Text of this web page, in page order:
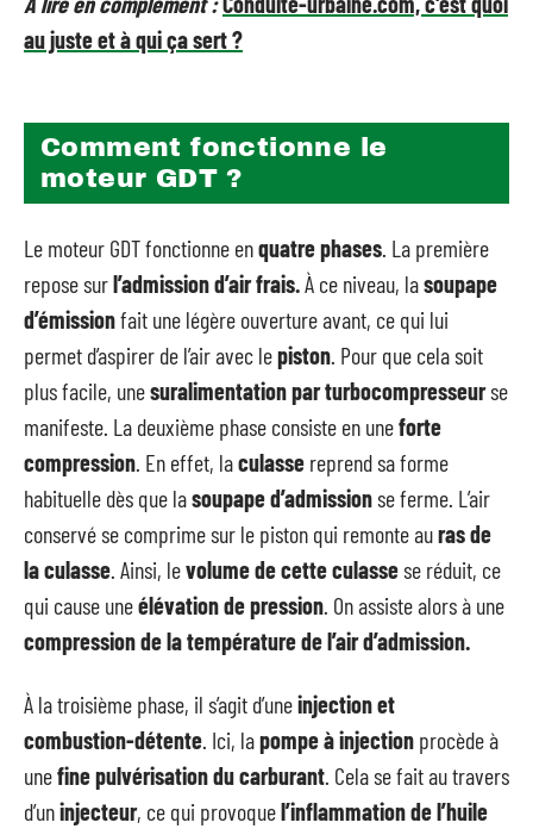
au juste et à qui ça sert ?
Comment fonctionne le
moteur GDT ?
Le moteur GDT fonctionne enquatre phases. La première
repose surl’admission d’air frais.À ce niveau, lasoupape
d’émissionfait une légère ouverture avant, ce qui lui
permet d’aspirer de l’air avec lepiston. Pour que cela soit
plus facile, unesuralimentation par turbocompresseurse
manifeste. La deuxième phase consiste en uneforte
compression. En effet, laculasse reprend sa forme
habituelle dès que lasoupape d’admissionse ferme. L’air
conservé se comprime sur le piston qui remonte auras de
la culasse. Ainsi, levolume de cette culassese réduit, ce
qui cause uneélévation de pression. On assiste alors à une
compression de la température de l’air d’admission.
À la troisième phase, il s’agit d’uneinjection et
combustion-détente . Ici, lapompe à injection procède à
unefine pulvérisation du carburant . Cela se fait au travers
d’uninjecteur, ce qui provoquel’inflammation de l’huile